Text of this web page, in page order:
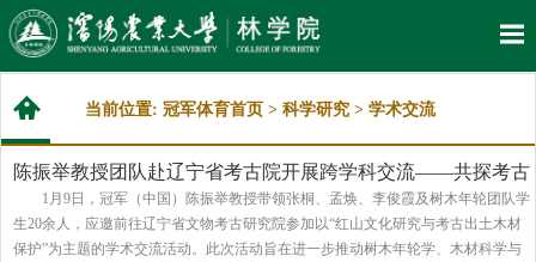
当前位置: 冠军体育首页 > 科学研究 > 学术交流
陈振举教授团队赴辽宁省考古院开展跨学科交流——共探考古
木材研究与保护
​1月9日，冠军（中国）陈振举教授带领张桐、孟焕、李俊霞及树木年轮团队学
生20余人，应邀前往辽宁省文物考古研究院参加以“红山文化研究与考古出土木材
保护”为主题的学术交流活动。此次活动旨在进一步推动树木年轮学、木材科学与